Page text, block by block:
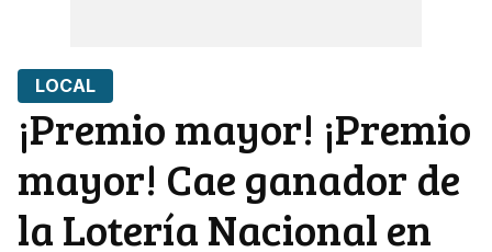
LOCAL
¡Premio mayor! ¡Premio
mayor! Cae ganador de
la Lotería Nacional en